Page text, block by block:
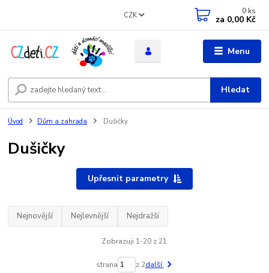
Menu
CZK
Hledat
0 ks
za 0,00 Kč
Úvod Dům a zahrada Dušičky
Dušičky
Upřesnit parametry
Nejnovější Nejlevnější Nejdražší
Zobrazuji 1-20 z 21
strana z 2další